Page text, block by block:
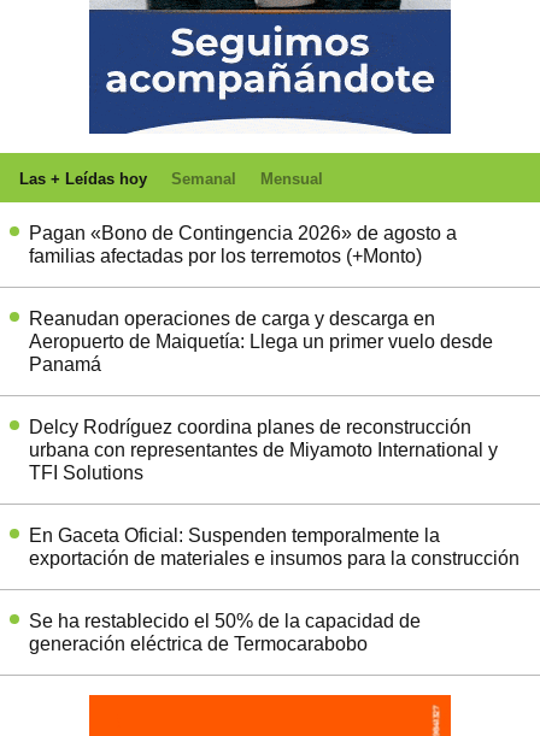
Las + Leídas hoy Semanal Mensual
Pagan «Bono de Contingencia 2026» de agosto a
familias afectadas por los terremotos (+Monto)
Reanudan operaciones de carga y descarga en
Aeropuerto de Maiquetía: Llega un primer vuelo desde
Panamá
Delcy Rodríguez coordina planes de reconstrucción
urbana con representantes de Miyamoto International y
TFI Solutions
En Gaceta Oficial: Suspenden temporalmente la
exportación de materiales e insumos para la construcción
Se ha restablecido el 50% de la capacidad de
generación eléctrica de Termocarabobo